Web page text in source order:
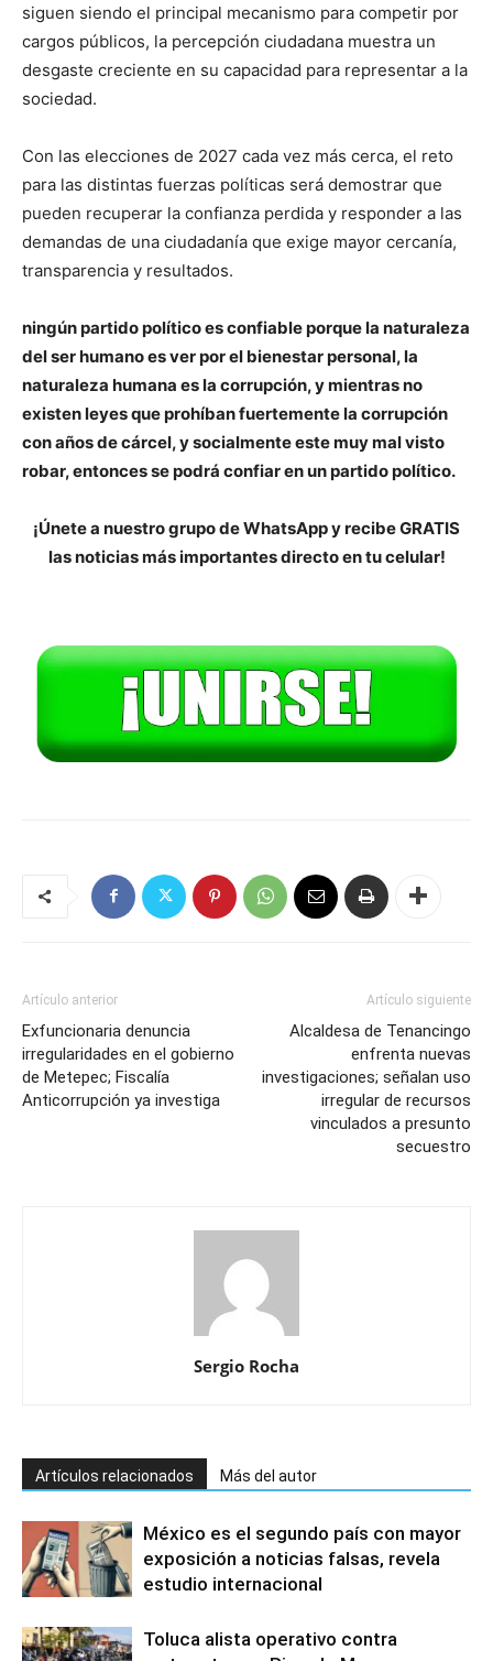
siguen siendo el principal mecanismo para competir por
cargos públicos, la percepción ciudadana muestra un
desgaste creciente en su capacidad para representar a la
sociedad.
Con las elecciones de 2027 cada vez más cerca, el reto
para las distintas fuerzas políticas será demostrar que
pueden recuperar la confianza perdida y responder a las
demandas de una ciudadanía que exige mayor cercanía,
transparencia y resultados.
ningún partido político es confiable porque la naturaleza
del ser humano es ver por el bienestar personal, la
naturaleza humana es la corrupción, y mientras no
existen leyes que prohíban fuertemente la corrupción
con años de cárcel, y socialmente este muy mal visto
robar, entonces se podrá confiar en un partido político.
¡Únete a nuestro grupo de WhatsApp y recibe GRATIS
las noticias más importantes directo en tu celular!
Artículo anterior
Exfuncionaria denuncia
irregularidades en el gobierno
de Metepec; Fiscalía
Anticorrupción ya investiga
Artículo siguiente
Alcaldesa de Tenancingo
enfrenta nuevas
investigaciones; señalan uso
irregular de recursos
vinculados a presunto
secuestro
Sergio Rocha
Artículos relacionados Más del autor
México es el segundo país con mayor
exposición a noticias falsas, revela
estudio internacional
Toluca alista operativo contra